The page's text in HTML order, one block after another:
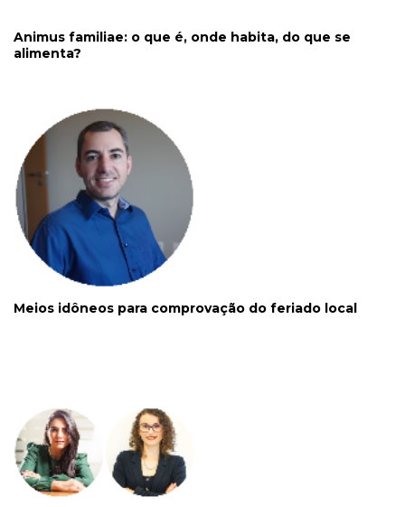
Animus familiae: o que é, onde habita, do que se
alimenta?
Meios idôneos para comprovação do feriado local